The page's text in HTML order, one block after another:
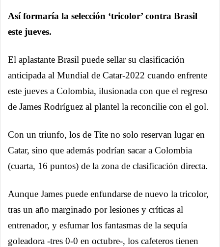
Así formaría la selección ‘tricolor’ contra Brasil
este jueves.
El aplastante Brasil puede sellar su clasificación
anticipada al Mundial de Catar-2022 cuando enfrente
este jueves a Colombia, ilusionada con que el regreso
de James Rodríguez al plantel la reconcilie con el gol.
Con un triunfo, los de Tite no solo reservan lugar en
Catar, sino que además podrían sacar a Colombia
(cuarta, 16 puntos) de la zona de clasificación directa.
Aunque James puede enfundarse de nuevo la tricolor,
tras un año marginado por lesiones y críticas al
entrenador, y esfumar los fantasmas de la sequía
goleadora -tres 0-0 en octubre-, los cafeteros tienen